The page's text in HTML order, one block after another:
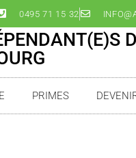
0495 71 15 32
PRIMES